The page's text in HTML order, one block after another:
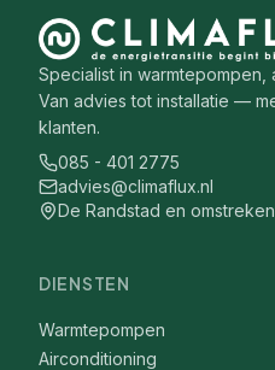
Specialist in
Van advies tot installatie —
klanten.
085 - 401 2775
advies@climaflux.nl
De Randstad en omstreken
DIENSTEN
Warmtepompen
Airconditioning